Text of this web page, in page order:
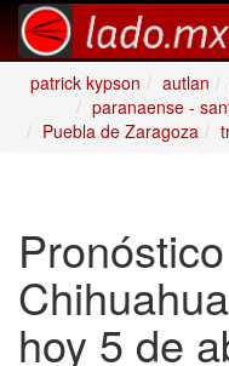
patrick kypson
autlan
paranaense -
Puebla de Zaragoza
hoy 5 de